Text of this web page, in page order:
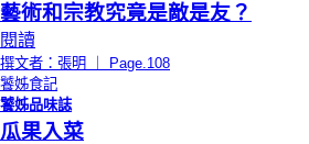
藝術和宗教究竟是敵是友？
閱讀
撰文者：張明 ｜ Page.108
饕姊食記
饕姊品味誌
瓜果入菜